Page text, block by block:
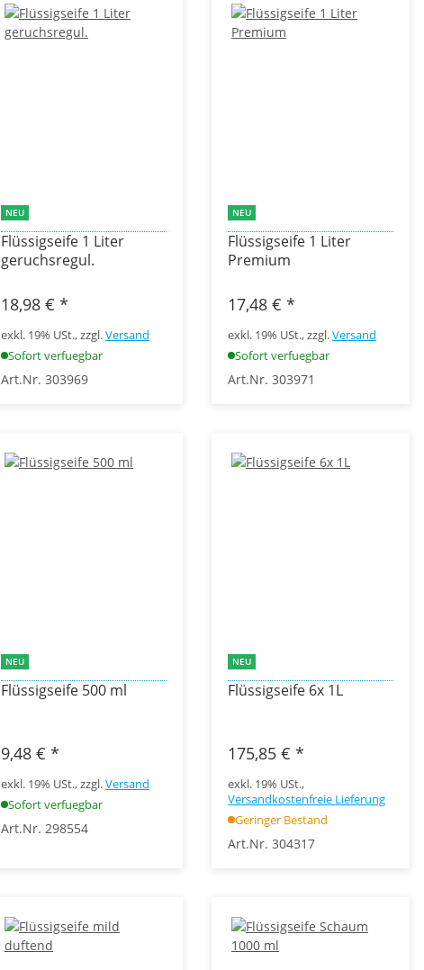
NEU
Flüssigseife 1 Liter
geruchsregul.
18,98 € *
exkl. 19% USt., zzgl.Versand
Sofort verfuegbar
Art.Nr. 303969
NEU
Flüssigseife 1 Liter
Premium
17,48 € *
exkl. 19% USt., zzgl.Versand
Sofort verfuegbar
Art.Nr. 303971
NEU
Flüssigseife 500 ml
9,48 € *
exkl. 19% USt., zzgl.Versand
Sofort verfuegbar
Art.Nr. 298554
NEU
Flüssigseife 6x 1L
175,85 € *
exkl. 19% USt.,
Versandkostenfreie Lieferung
Geringer Bestand
Art.Nr. 304317